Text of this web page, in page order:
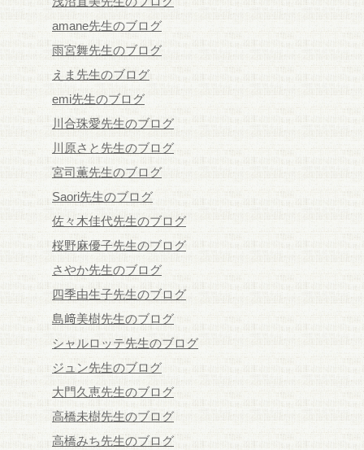
amane先生のブログ
雨宮舞先生のブログ
えま先生のブログ
emi先生のブログ
川合珠愛先生のブログ
川原さと先生のブログ
宮司薫先生のブログ
Saori先生のブログ
佐々木佳代先生のブログ
桜野麻優子先生のブログ
さやか先生のブログ
四季由生子先生のブログ
島﨑美樹先生のブログ
シャルロッテ先生のブログ
ジュン先生のブログ
大門久恵先生のブログ
高橋未樹先生のブログ
高橋みち先生のブログ